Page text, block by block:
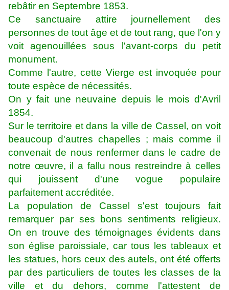
rebâtir en Septembre 1853.
Ce sanctuaire attire journellement des
personnes de tout âge et de tout rang, que l'on y
voit agenouillées sous l'avant-corps du petit
monument.
Comme l'autre, cette Vierge est invoquée pour
toute espèce de nécessités.
On y fait une neuvaine depuis le mois d'Avril
1854.
Sur le territoire et dans la ville de Cassel, on voit
beaucoup d'autres chapelles ; mais comme il
convenait de nous renfermer dans le cadre de
notre œuvre, il a fallu nous restreindre à celles
qui jouissent d'une vogue populaire
parfaitement accréditée.
La population de Cassel s'est toujours fait
remarquer par ses bons sentiments religieux.
On en trouve des témoignages évidents dans
son église paroissiale, car tous les tableaux et
les statues, hors ceux des autels, ont été offerts
par des particuliers de toutes les classes de la
ville et du dehors, comme l'attestent de